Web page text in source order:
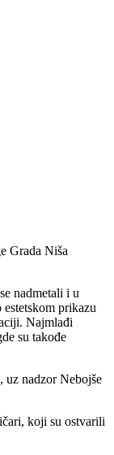
nadmetali i u
prikazu
Najmlađi
su takođe
nadzor Nebojše
koji su ostvarili